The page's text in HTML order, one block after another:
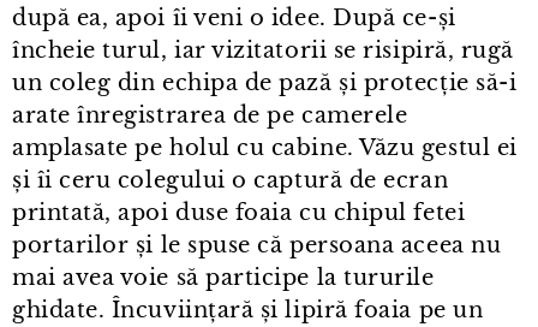
după ea, apoi îi veni o idee. După ce-și
încheie turul, iar vizitatorii se risipiră, rugă
un coleg din echipa de pază și protecție să-i
arate înregistrarea de pe camerele
amplasate pe holul cu cabine. Văzu gestul ei
și îi ceru colegului o captură de ecran
printată, apoi duse foaia cu chipul fetei
portarilor și le spuse că persoana aceea nu
mai avea voie să participe la tururile
ghidate. Încuviințară și lipiră foaia pe un